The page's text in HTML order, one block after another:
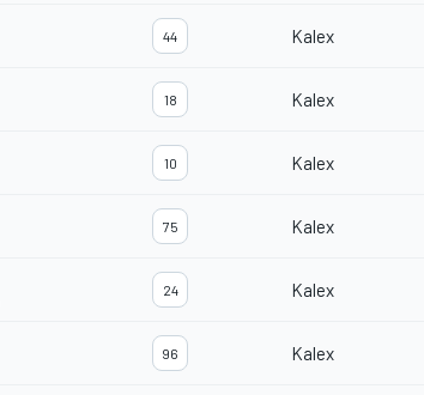
44 Kalex
18 Kalex
10 Kalex
75 Kalex
24 Kalex
96 Kalex